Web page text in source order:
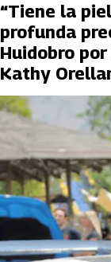
“Tiene la
profunda
Huidobro
Kathy